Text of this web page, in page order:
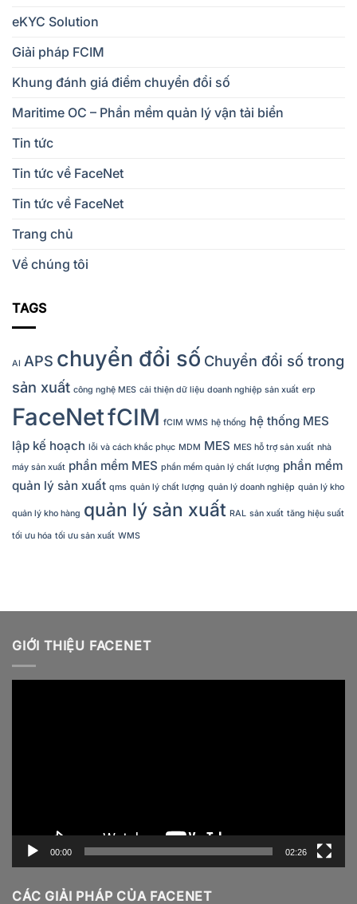
eKYC Solution
Giải pháp FCIM
Khung đánh giá điểm chuyển đổi số
Maritime OC – Phần mềm quản lý vận tải biển
Tin tức
Tin tức về FaceNet
Tin tức về FaceNet
Trang chủ
Về chúng tôi
TAGS
AI APS chuyển đổi số Chuyển đổi số trong
sản xuất công nghệ MES cải thiện dữ liệu doanh nghiệp sản xuất erp
FaceNetfCIM fCIM WMS hệ thống hệ thống MES
lập kế hoạch lỗi và cách khắc phục MDM MES MES hỗ trợ sản xuất nhà
máy sản xuất phần mềm MES phần mềm quản lý chất lượng phần mềm
quản lý sản xuất qms quản lý chất lượng quản lý doanh nghiệp quản lý kho
quản lý kho hàng quản lý sản xuất RAL sản xuất tăng hiệu suất
tối ưu hóa tối ưu sản xuất WMS
GIỚI THIỆU FACENET
00:00 02:26
CÁC GIẢI PHÁP CỦA FACENET